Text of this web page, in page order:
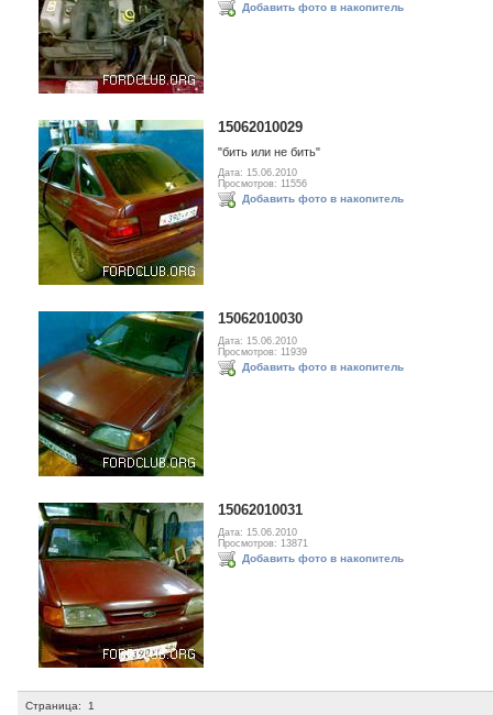
Добавить фото в накопитель
15062010029
"бить или не бить"
Дата: 15.06.2010
Просмотров: 11556
Добавить фото в накопитель
15062010030
Дата: 15.06.2010
Просмотров: 11939
Добавить фото в накопитель
15062010031
Дата: 15.06.2010
Просмотров: 13871
Добавить фото в накопитель
Страница: 1